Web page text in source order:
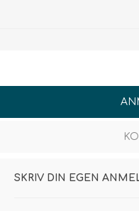
SKRIV DIN EGEN